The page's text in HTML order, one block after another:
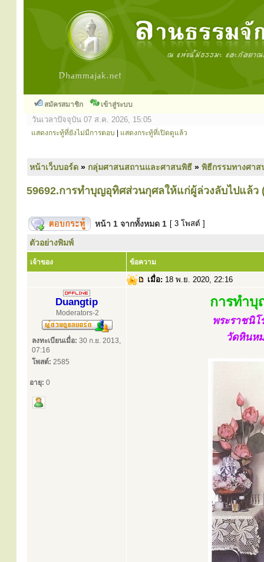
สมัครสมาชิก เข้าสู่ระบบ
วันเวลาปัจจุบัน 07 ส.ค. 2026, 15:05
แสดงกระทู้ที่ยังไม่มีการตอบ แสดงกระทู้ที่เปิดดูแล้ว
หน้าเว็บบอร์ด » กลุ่มศาสนสถานและศาสนพิธี » พิธีกรรมทางศา
59692.การทำบุญอุทิศส่วนกุศลให้แก่ผู้ล่วงลับไปแล้ว
หน้า 1 จากทั้งหมด 1 [ 3 โพสต์ ]
ตัวอย่างพิมพ์
เจ้าของ ข้อความ
เมื่อ: 18 พ.ย. 2020, 22:16
Duangtip
Moderators-2
ลงทะเบียนเมื่อ: 30 ก.ย. 2013,
07:16
โพสต์: 2585
อายุ: 0
การทำบุ
พระราชนิ
วัดหินห